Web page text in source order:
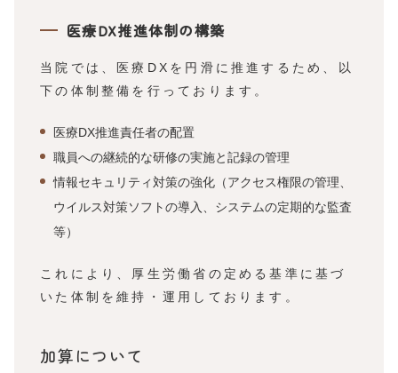
医療DX推進体制の構築
当院では、医療DXを円滑に推進するため、以
下の体制整備を行っております。
医療DX推進責任者の配置
職員への継続的な研修の実施と記録の管理
情報セキュリティ対策の強化（アクセス権限の管理、
ウイルス対策ソフトの導入、システムの定期的な監査
等）​
これにより、厚生労働省の定める基準に基づ
いた体制を維持・運用しております。
加算について